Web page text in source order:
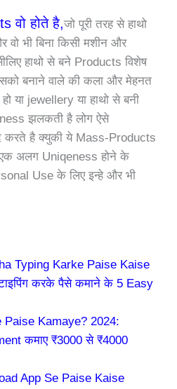
वो होते है,जो पूरी तरह से हाथो
भी बिना किसी मशीन और
हाथो से बने Products विशेष
बनाने वाले की कला और मेहनत
या jewellery या हाथो से बनी
झलकती है लोग ऐसे
करते है क्युकी ये Mass-Products
अलग Uniqeness होने के
Use के लिए इन्हे और भी
Typing Karke Paise Kaise
करके पैसे कमाने के 5 Easy
Paise Kamaye? 2024:
कमाए ₹3000 से ₹4000
App Se Paise Kaise